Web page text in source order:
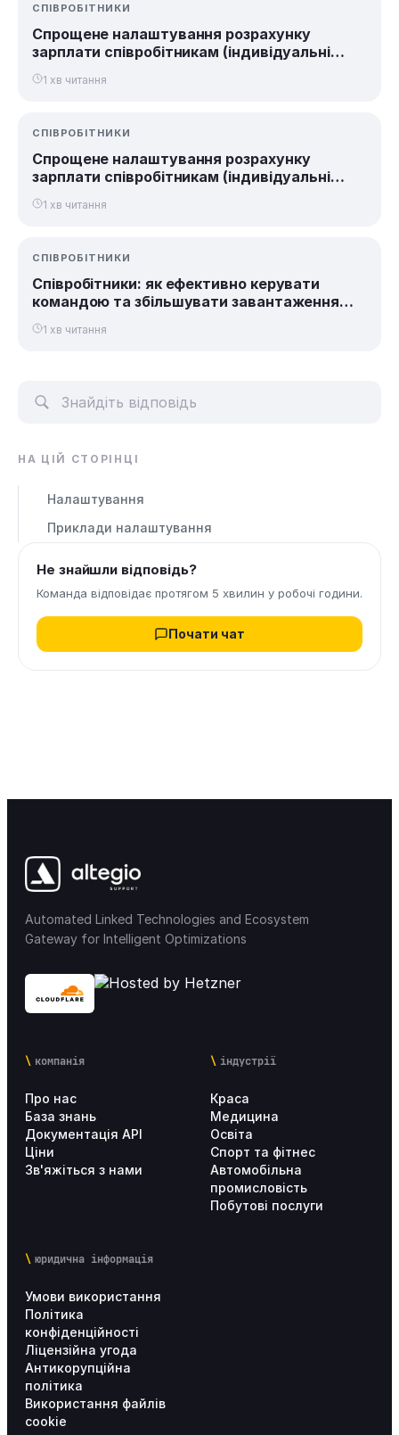
СПІВРОБІТНИКИ
Спрощене налаштування розрахунку
зарплати співробітникам (індивідуальні
послуги)
1 хв читання
СПІВРОБІТНИКИ
Спрощене налаштування розрахунку
зарплати співробітникам (індивідуальні
послуги)
1 хв читання
СПІВРОБІТНИКИ
Співробітники: як ефективно керувати
командою та збільшувати завантаження
фахівців
1 хв читання
НА ЦІЙ СТОРІНЦІ
Налаштування
Приклади налаштування
Не знайшли відповідь?
Команда відповідає протягом 5 хвилин у робочі години.
Почати чат
Automated Linked Technologies and Ecosystem
Gateway for Intelligent Optimizations
компанія
Про нас
База знань
Документація API
Ціни
Зв'яжіться з нами
індустрії
Краса
Медицина
Освіта
Спорт та фітнес
Автомобільна
промисловість
Побутові послуги
юридична інформація
Умови використання
Політика
конфіденційності
Ліцензійна угода
Антикорупційна
політика
Використання файлів
cookie